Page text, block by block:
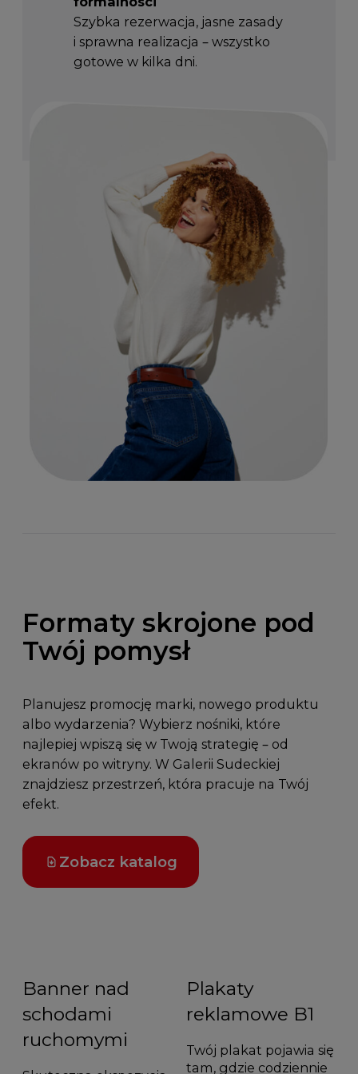
Szybka rezerwacja, jasne zasady
i sprawna realizacja – wszystko
gotowe w kilka dni.
Formaty skrojone pod
Twój pomysł
Planujesz promocję marki, nowego produktu
albo wydarzenia? Wybierz nośniki, które
najlepiej wpiszą się w Twoją strategię – od
ekranów po witryny. W Galerii Sudeckiej
znajdziesz przestrzeń, która pracuje na Twój
efekt.
Zobacz katalog
Banner nad
schodami
ruchomymi
Plakaty
reklamowe B1
Twój plakat pojawia się
tam, gdzie codziennie